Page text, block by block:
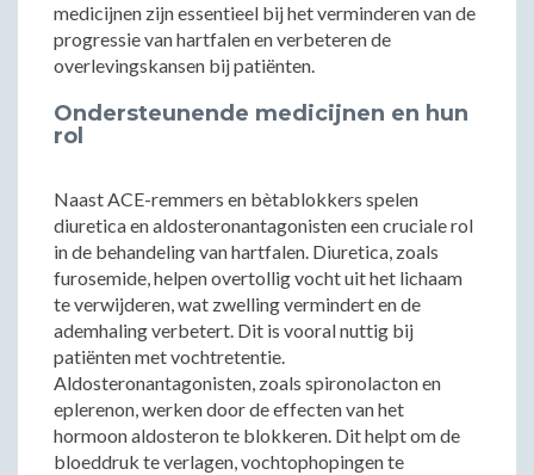
medicijnen zijn essentieel bij het verminderen van de
progressie van hartfalen en verbeteren de
overlevingskansen bij patiënten.
Ondersteunende medicijnen en hun
rol
Naast ACE-remmers en bètablokkers spelen
diuretica en aldosteronantagonisten een cruciale rol
in de behandeling van hartfalen. Diuretica, zoals
furosemide, helpen overtollig vocht uit het lichaam
te verwijderen, wat zwelling vermindert en de
ademhaling verbetert. Dit is vooral nuttig bij
patiënten met vochtretentie.
Aldosteronantagonisten, zoals spironolacton en
eplerenon, werken door de effecten van het
hormoon aldosteron te blokkeren. Dit helpt om de
bloeddruk te verlagen, vochtophopingen te